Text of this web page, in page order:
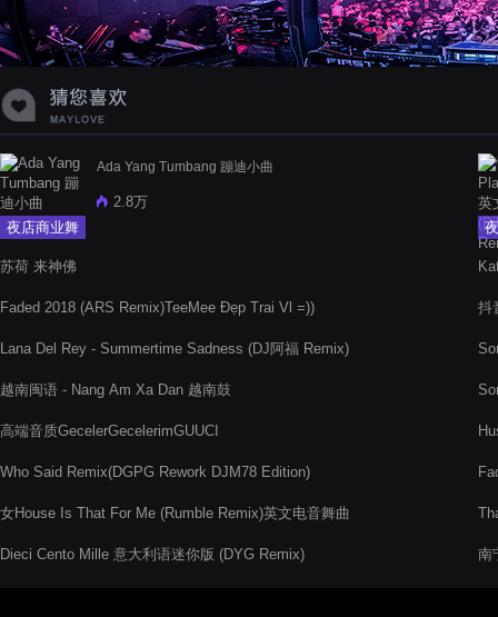
夜店商业舞
Ada Yang Tumbang 蹦迪小曲
2.8万
苏荷 来神佛
Faded 2018 (ARS Remix)TeeMee Đẹp Trai Vl =))
Lana Del Rey - Summertime Sadness (DJ阿福 Remix)
越南闽语 - Nang Am Xa Dan 越南鼓
高端音质GecelerGecelerimGUUCI
Who Said Remix(DGPG Rework DJM78 Edition)
女House Is That For Me (Rumble Remix)英文电音舞曲
Dieci Cento Mille 意大利语迷你版 (DYG Remix)
抖
南